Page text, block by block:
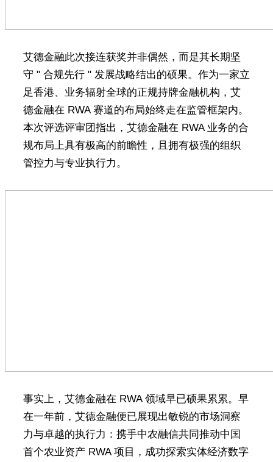
艾德金融此次接连获奖并非偶然，而是其长期坚
守 " 合规先行 " 发展战略结出的硕果。作为一家立
足香港、业务辐射全球的正规持牌金融机构，艾
德金融在 RWA 赛道的布局始终走在监管框架内。
本次评选评审团指出，艾德金融在 RWA 业务的合
规布局上具有极高的前瞻性，且拥有极强的组织
管控力与专业执行力。
事实上，艾德金融在 RWA 领域早已硕果累累。早
在一年前，艾德金融便已展现出敏锐的市场洞察
力与卓越的执行力：携手中农融信共同推动中国
首个农业资产 RWA 项目，成功探索实体经济数字